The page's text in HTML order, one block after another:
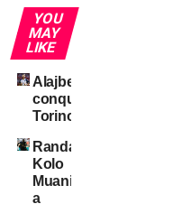
YOU
MAY
LIKE
Alajbegovic
conquista
Torino
Randal
Kolo
Muani:
a